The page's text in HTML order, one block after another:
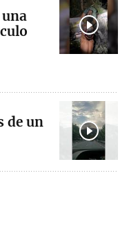
de un